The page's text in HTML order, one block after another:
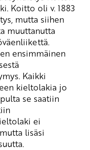
Koitto oli v. 1883
mutta siihen
muuttanutta
ensimmäinen
Kaikki
kieltolakia jo
se saatiin
ei
lisäsi